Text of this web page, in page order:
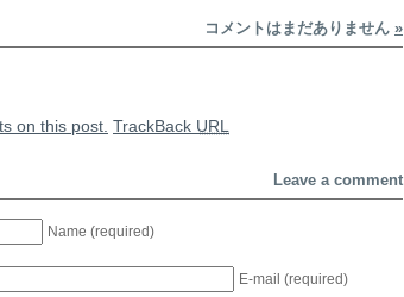
コメントはまだありません »
on this post. TrackBack URL
Leave a comment
Name (required)
E-mail (required)